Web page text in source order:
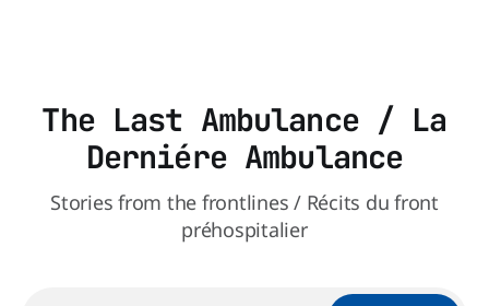
The Last Ambulance / La
Derniére Ambulance
Stories from the frontlines / Récits du front
préhospitalier